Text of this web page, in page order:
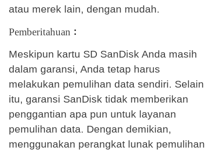
atau merek lain, dengan mudah.
Pemberitahuan :
Meskipun kartu SD SanDisk Anda masih
dalam garansi, Anda tetap harus
melakukan pemulihan data sendiri. Selain
itu, garansi SanDisk tidak memberikan
penggantian apa pun untuk layanan
pemulihan data. Dengan demikian,
menggunakan perangkat lunak pemulihan